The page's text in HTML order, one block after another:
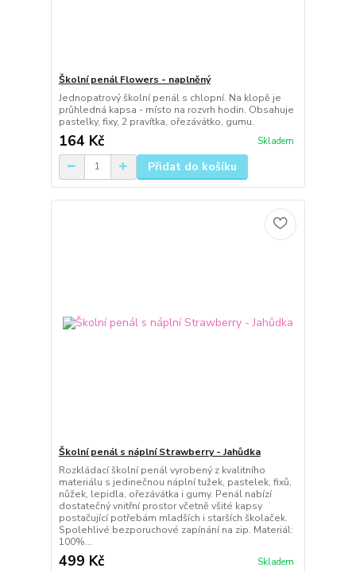
Školní penál Flowers - naplněný
Jednopatrový školní penál s chlopní. Na klopě je
průhledná kapsa - místo na rozvrh hodin. Obsahuje
pastelky, fixy, 2 pravítka, ořezávátko, gumu.
164 Kč Skladem
Přidat do košíku
Školní penál s náplní Strawberry - Jahůdka
Rozkládací školní penál vyrobený z kvalitního
materiálu s jedinečnou náplní tužek, pastelek, fixů,
nůžek, lepidla, ořezávátka i gumy. Penál nabízí
dostatečný vnitřní prostor včetně všité kapsy
postačující potřebám mladších i starších školaček.
Spolehlivé bezporuchové zapínání na zip. Materiál:
100%...
499 Kč Skladem